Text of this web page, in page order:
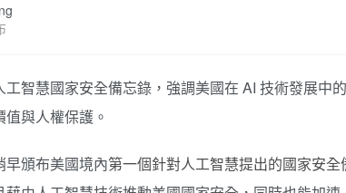
工智慧國家安全備忘錄，強調美國在 AI 技術發展中
與人權保護。
早頒布美國境內第一個針對人工智慧提出的國家安全